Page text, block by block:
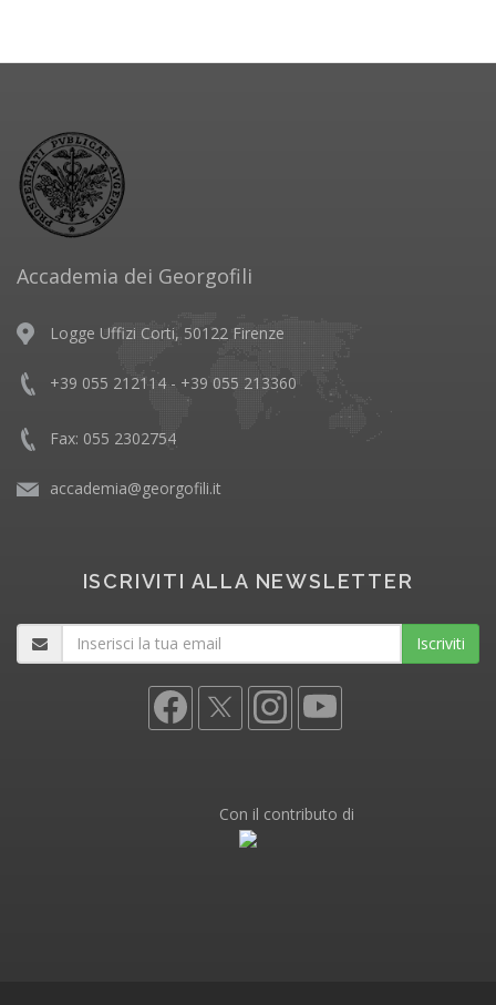
Accademia dei Georgofili
Logge Uffizi Corti, 50122 Firenze
+39 055 212114 - +39 055 213360
Fax: 055 2302754
accademia@georgofili.it
ISCRIVITI ALLA NEWSLETTER
Iscriviti
Con il contributo di